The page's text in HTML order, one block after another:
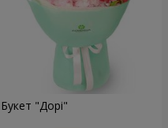
Букет "Дорі"